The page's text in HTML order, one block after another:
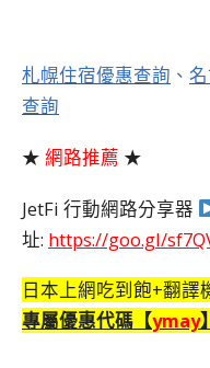
札幌住宿優惠查詢 、
查詢
★ 網路推薦 ★
JetFi 行動網路分享器
址: https://goo.gl/
日本上網吃到飽+翻譯
專屬優惠代碼【ymay